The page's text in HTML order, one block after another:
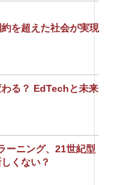
を超えた社会が実現
る？ EdTechと未来
ーニング、21世紀型
くない？